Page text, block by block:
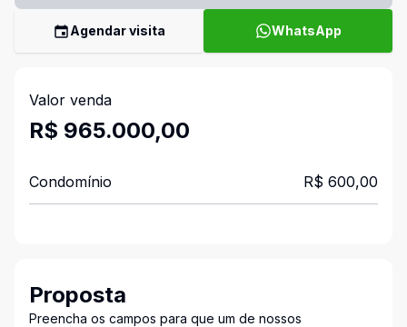
Agendar visita WhatsApp
Valor venda
R$ 965.000,00
Condomínio R$ 600,00
Proposta
Preencha os campos para que um de nossos